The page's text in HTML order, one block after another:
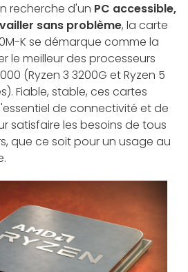
recherche d'un PC accessible,
sans problème, la carte
K se démarque comme la
le meilleur des processeurs
(Ryzen 3 3200G et Ryzen 5
Fiable, stable, ces cartes
de connectivité et de
satisfaire les besoins de tous
que ce soit pour un usage au